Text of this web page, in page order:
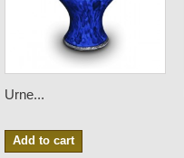
Urne...
Add to cart